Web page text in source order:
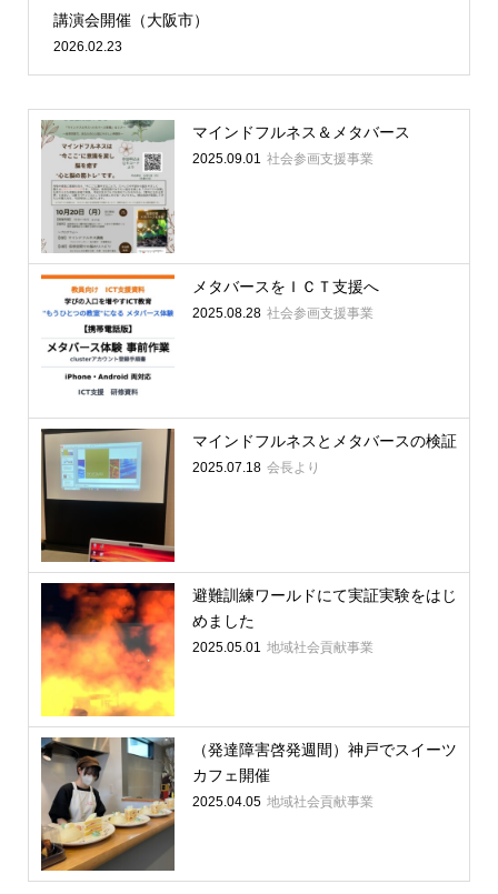
講演会開催（大阪市）
2026.02.23
マインドフルネス＆メタバース
2025.09.01 社会参画支援事業
メタバースをＩＣＴ支援へ
2025.08.28 社会参画支援事業
マインドフルネスとメタバースの検証
2025.07.18 会長より
避難訓練ワールドにて実証実験をはじ
めました
2025.05.01 地域社会貢献事業
（発達障害啓発週間）神戸でスイーツ
カフェ開催
2025.04.05 地域社会貢献事業